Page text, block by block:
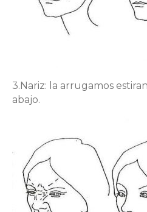
3.Nariz: la arrugamos
abajo.